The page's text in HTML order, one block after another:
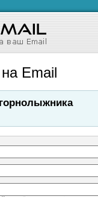
Email